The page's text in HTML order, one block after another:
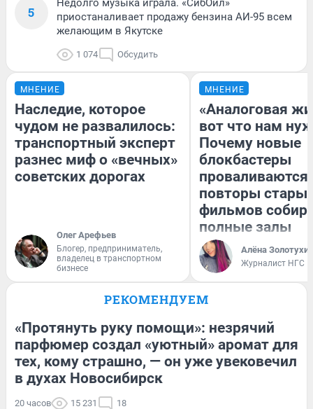
5
Недолго музыка играла. «СибОйл»
приостаналивает продажу бензина АИ-95 всем
желающим в Якутске
1 074 Обсудить
МНЕНИЕ
Наследие, которое
чудом не развалилось:
транспортный эксперт
разнес миф о «вечных»
советских дорогах
Олег Арефьев
Блогер, предприниматель,
владелец в транспортном
бизнесе
МНЕНИЕ
«Аналоговая
вот что нам
Почему новые
блокбастеры
повторы
фильмов
полные залы
Алёна
Журналист НГС
РЕКОМЕНДУЕМ
«Протянуть руку помощи»: незрячий
парфюмер создал «уютный» аромат для
тех, кому страшно, — он уже увековечил
в духах Новосибирск
20 часов 15 231 18